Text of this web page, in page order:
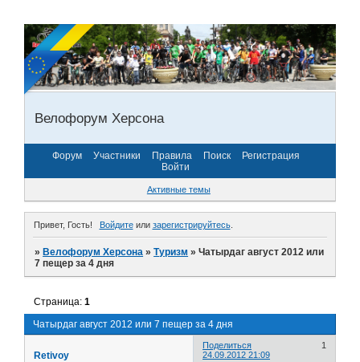
Велофорум Херсона
Форум Участники Правила Поиск
Регистрация
Войти
Активные темы
Привет, Гость! Войдитеили зарегистрируйтесь.
»Велофорум Херсона »Туризм »Чатырдаг август 2012 или
7 пещер за 4 дня
Чатырдаг август 2012 или 7 пещер за 4 дня
Страница:1
Поделиться
1
24.09.2012 21:09
Retivoy